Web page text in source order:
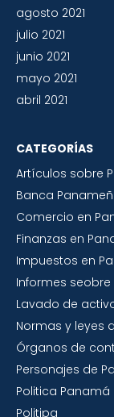
agosto 2021
julio 2021
junio 2021
mayo 2021
abril 2021
CATEGORÍAS
Artículos sobre
Banca
Comercio en
Finanzas en
Impuestos en
Informes
Lavado de
Normas y leyes
Órganos de
Personajes de
Politica Panamá
Politipa